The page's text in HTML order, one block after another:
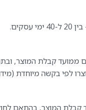
לפי בקשה מיוחדת